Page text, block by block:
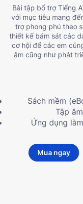
Bài tập bổ trợ Tiếng
với mục tiêu mang
trợ phong phú theo
thiết kế bám sát các
cơ hội để các em
âm cũng như phát
Sách mềm
Tập
Ứng dụng
Mua ngay